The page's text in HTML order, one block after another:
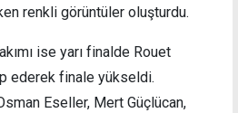
renkli görüntüler oluşturdu.
ise yarı finalde Rouet
ederek finale yükseldi.
Eseller, Mert Güçlücan,